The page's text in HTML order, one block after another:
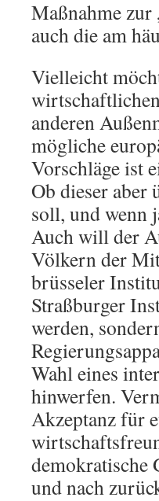
Maßnahme
auch die am
Vielleicht
anderen
mögliche
Vorschläge ist
Ob dieser aber
soll, und wenn
Auch will der
Völkern der
brüsseler
Straßburger
werden,
Wahl eines
hinwerfen.
Akzeptanz für
demokratische
und nach